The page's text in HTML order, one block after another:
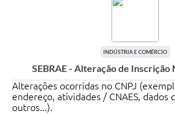
EMPRESAS - EDITAIS
PLANO DIRETOR DO MUNICÍPIO DE GARÇA
INDÚSTRIA E COMÉRCIO
SEBRAE - Alteração de Inscrição
Alterações ocorridas no CNPJ
endereço, atividades / CNAES, dados
outros...).